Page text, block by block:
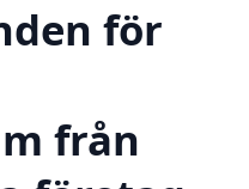
för
från